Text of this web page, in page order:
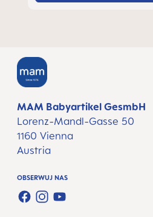
MAM Babyartikel GesmbH
Lorenz-Mandl-Gasse 50
1160 Vienna
Austria
OBSERWUJ NAS
FACEBOOK
INSTAGRAM
YOUTUBE